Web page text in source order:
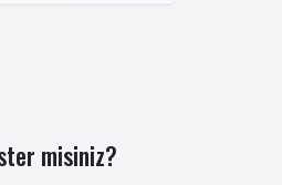
misiniz?